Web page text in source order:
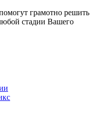
грамотно решить
стадии Вашего